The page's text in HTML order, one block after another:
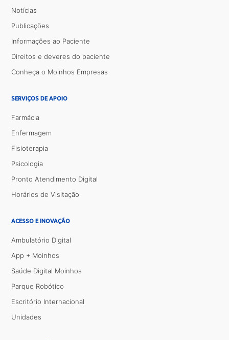
Notícias
Publicações
Informações ao Paciente
Direitos e deveres do paciente
Conheça o Moinhos Empresas
SERVIÇOS DE APOIO
Farmácia
Enfermagem
Fisioterapia
Psicologia
Pronto Atendimento Digital
Horários de Visitação
ACESSO E INOVAÇÃO
Ambulatório Digital
App + Moinhos
Saúde Digital Moinhos
Parque Robótico
Escritório Internacional
Unidades